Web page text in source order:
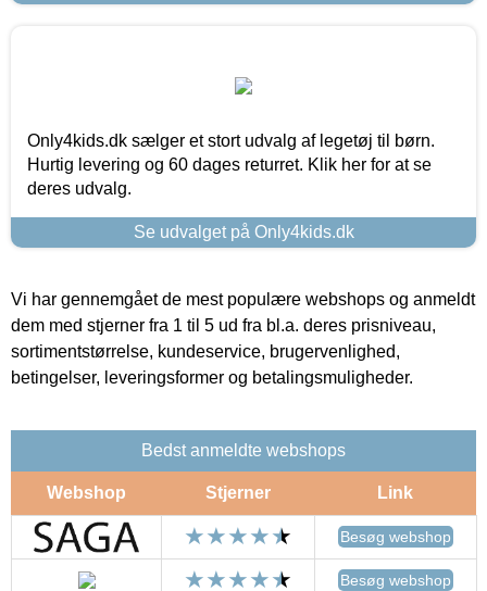
Only4kids.dk sælger et stort udvalg af legetøj til børn.
Hurtig levering og 60 dages returret. Klik her for at se
deres udvalg.
Se udvalget på Only4kids.dk
Vi har gennemgået de mest populære webshops og anmeldt
dem med stjerner fra 1 til 5 ud fra bl.a. deres prisniveau,
sortimentstørrelse, kundeservice, brugervenlighed,
betingelser, leveringsformer og betalingsmuligheder.
Bedst anmeldte webshops
Webshop Stjerner Link
Besøg webshop
Besøg webshop